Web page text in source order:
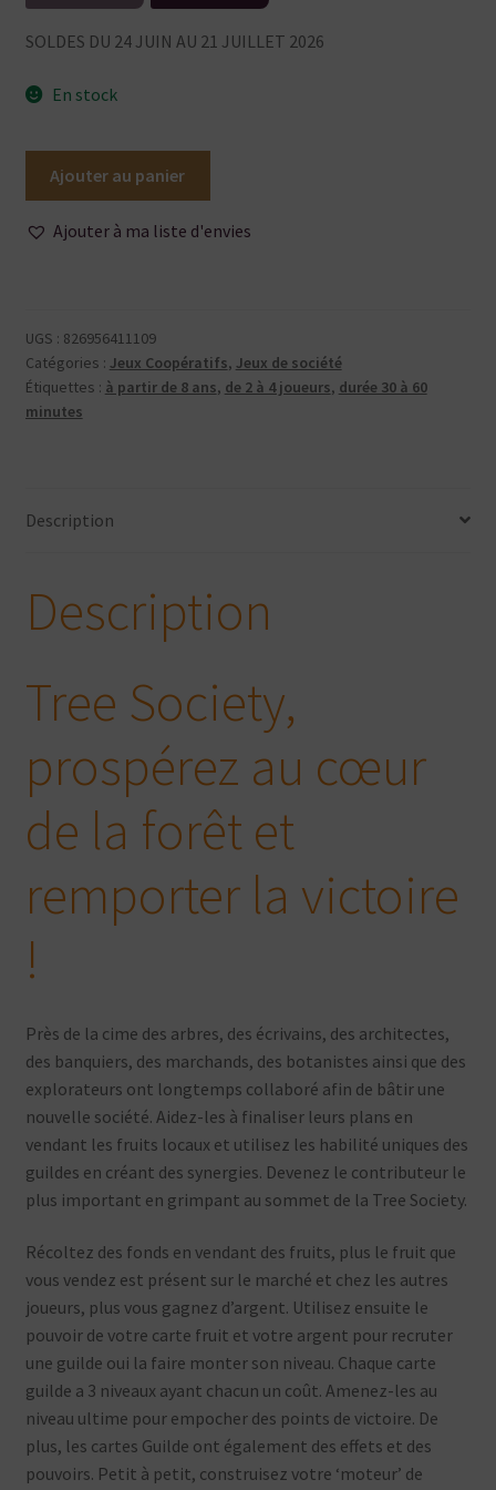
prix
était :
29,90€.
prix
SOLDES DU 24 JUIN AU 21 JUILLET 2026
En stock
Society
Ajouter au panier
Ajouter à ma liste d'envies
UGS : 826956411109
Catégories : Jeux Coopératifs, Jeux de société
Étiquettes : à partir de 8 ans, de 2 à 4 joueurs, durée 30 à 60
minutes
Description
Description
Tree Society,
prospérez au cœur
de la forêt et
remporter la victoire
!
Près de la cime des arbres, des écrivains, des architectes,
des banquiers, des marchands, des botanistes ainsi que des
explorateurs ont longtemps collaboré afin de bâtir une
nouvelle société. Aidez-les à finaliser leurs plans en
vendant les fruits locaux et utilisez les habilité uniques des
guildes en créant des synergies. Devenez le contributeur le
plus important en grimpant au sommet de la Tree Society.
Récoltez des fonds en vendant des fruits, plus le fruit que
vous vendez est présent sur le marché et chez les autres
joueurs, plus vous gagnez d’argent. Utilisez ensuite le
pouvoir de votre carte fruit et votre argent pour recruter
une guilde oui la faire monter son niveau. Chaque carte
guilde a 3 niveaux ayant chacun un coût. Amenez-les au
niveau ultime pour empocher des points de victoire. De
plus, les cartes Guilde ont également des effets et des
pouvoirs. Petit à petit, construisez votre ‘moteur’ de